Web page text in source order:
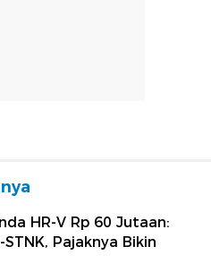
HR-V Rp 60 Jutaan:
STNK, Pajaknya Bikin